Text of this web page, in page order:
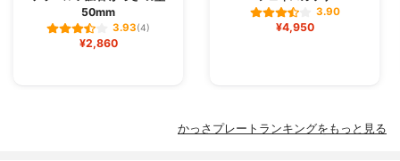
50mm
3.93(4)
¥2,860
3.90
¥4,950
かっさプレートランキングをもっと見る